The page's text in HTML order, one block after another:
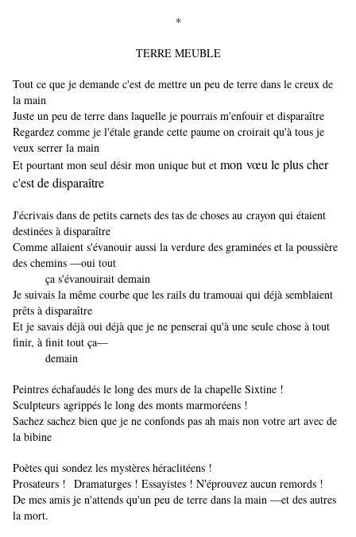
*
TERRE MEUBLE
Tout ce que je demande c'est de mettre un peu de terre dans le creux de
la main
Juste un peu de terre dans laquelle je pourrais m'enfouir et disparaître
Regardez comme je l'étale grande cette paume on croirait qu'à tous je
veux serrer la main
Et pourtant mon seul désir mon unique but et mon vœu le plus cher
c'est de disparaître
​​​​​​​J'écrivais dans de petits carnets des tas de choses au crayon qui étaient
destinées à disparaître
Comme allaient s'évanouir aussi la verdure des graminées et la poussière
des chemins —oui tout
ça s'évanouirait demain
Je suivais la même courbe que les rails du tramouai qui déjà semblaient
prêts à disparaître
Et je savais déjà oui déjà que je ne penserai qu'à une seule chose à tout
finir, à finit tout ça—
demain
Peintres échafaudés le long des murs de la chapelle Sixtine !
Sculpteurs agrippés le long des monts marmoréens !
Sachez sachez bien que je ne confonds pas ah mais non votre art avec de
la bibine
Poètes qui sondez les mystères héraclitéens !
Prosateurs ! Dramaturges ! Essayistes ! N'éprouvez aucun remords !
De mes amis je n'attends qu'un peu de terre dans la main —et des autres
la mort.